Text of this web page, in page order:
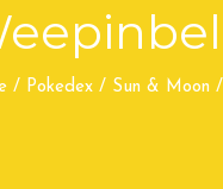
/ Pokedex / Sun & Moon /